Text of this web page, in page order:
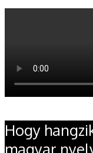
Hogy
magyar